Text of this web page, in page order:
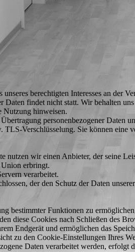
berechtigten Interesses an der
Daten findet nicht statt. Wir behalten
Nutzung hinweisen.
personenbezogener Daten
Verschlüsselung. Sie können eine
nutzen wir einen Anbieter, der seine
erbringt.
verarbeitet.
der den Schutz der Daten
bestimmter Funktionen zu
diese Cookies nach Schließen des
Endgerät und ermöglichen das
zu den Cookie-Einstellungen Ihres
Daten verarbeitet werden,